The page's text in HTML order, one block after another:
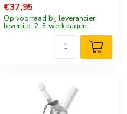
€37,95
Op voorraad bij leverancier,
levertijd: 2-3 werkdagen